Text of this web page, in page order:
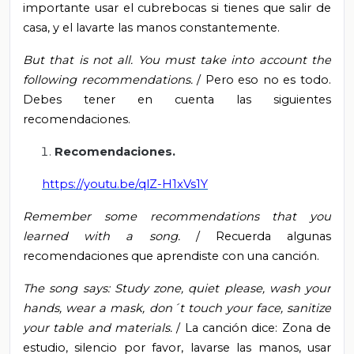
importante usar el cubrebocas si tienes que salir de
casa, y el lavarte las manos constantemente.
But that is not all. You must take into account the
following recommendations./ Pero eso no es todo.
Debes tener en cuenta las siguientes
recomendaciones.
Recomendaciones.
https://youtu.be/qlZ-H1xVs1Y
Remember some recommendations that you
learned with a song. / Recuerda algunas
recomendaciones que aprendiste con una canción.
The song says: Study zone, quiet please, wash your
hands, wear a mask, don´t touch your face, sanitize
your table and materials./ La canción dice: Zona de
estudio, silencio por favor, lavarse las manos, usar